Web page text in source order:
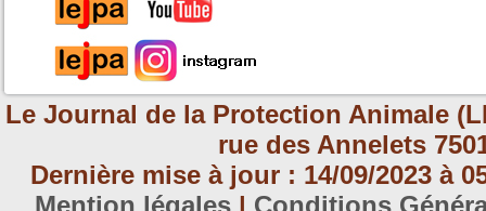
Le Journal de la Protection Animale
rue des Annelets
Dernière mise à jour : 14/09/2023 à
Mention légales | Conditions